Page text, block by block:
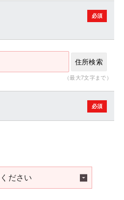
（最大7文字まで）
住所検索